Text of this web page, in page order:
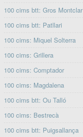
100 cims btt: Gros Montclar
100 cims btt: Patllari
100 cims: Miquel Solterra
100 cims: Grillera
100 cims: Comptador
100 cims: Magdalena
100 cims btt: Ou Talló
100 cims: Bestrecà
100 cims btt: Puigsallança